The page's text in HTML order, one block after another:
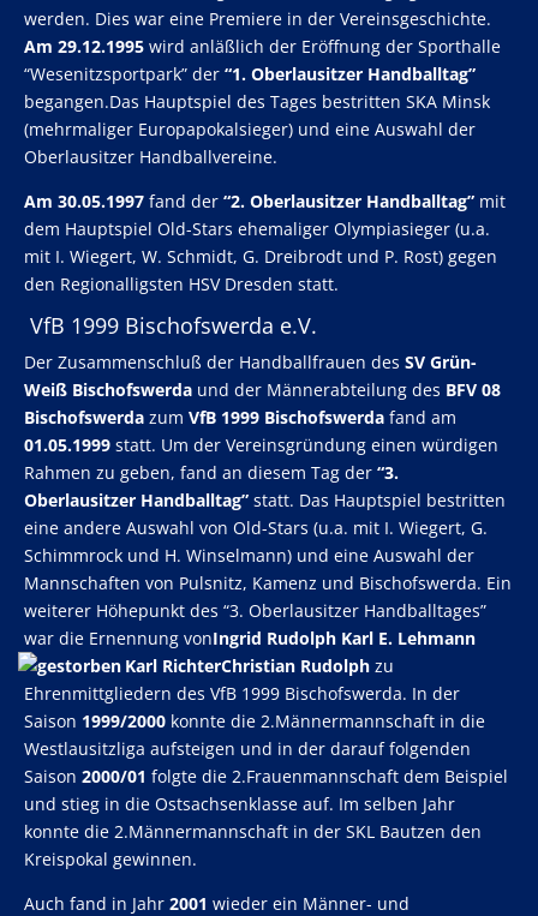
werden. Dies war eine Premiere in der Vereinsgeschichte.
Am 29.12.1995 wird anläßlich der Eröffnung der Sporthalle
“Wesenitzsportpark” der “1. Oberlausitzer Handballtag”
begangen.Das Hauptspiel des Tages bestritten SKA Minsk
(mehrmaliger Europapokalsieger) und eine Auswahl der
Oberlausitzer Handballvereine.
Am 30.05.1997 fand der “2. Oberlausitzer Handballtag” mit
dem Hauptspiel Old-Stars ehemaliger Olympiasieger (u.a.
mit I. Wiegert, W. Schmidt, G. Dreibrodt und P. Rost) gegen
den Regionalligsten HSV Dresden statt.
VfB 1999 Bischofswerda e.V.
Der Zusammenschluß der Handballfrauen des SV Grün-
Weiß Bischofswerda und der Männerabteilung des BFV 08
Bischofswerda zum VfB 1999 Bischofswerda fand am
01.05.1999 statt. Um der Vereinsgründung einen würdigen
Rahmen zu geben, fand an diesem Tag der “3.
Oberlausitzer Handballtag” statt. Das Hauptspiel bestritten
eine andere Auswahl von Old-Stars (u.a. mit I. Wiegert, G.
Schimmrock und H. Winselmann) und eine Auswahl der
Mannschaften von Pulsnitz, Kamenz und Bischofswerda. Ein
weiterer Höhepunkt des “3. Oberlausitzer Handballtages”
war die Ernennung vonIngrid Rudolph Karl E. Lehmann
Karl RichterChristian Rudolph zu
Ehrenmittgliedern des VfB 1999 Bischofswerda. In der
Saison 1999/2000 konnte die 2.Männermannschaft in die
Westlausitzliga aufsteigen und in der darauf folgenden
Saison 2000/01 folgte die 2.Frauenmannschaft dem Beispiel
und stieg in die Ostsachsenklasse auf. Im selben Jahr
konnte die 2.Männermannschaft in der SKL Bautzen den
Kreispokal gewinnen.
Auch fand in Jahr 2001 wieder ein Männer- und